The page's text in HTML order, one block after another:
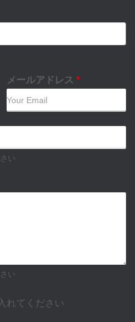
メールアドレス *
い
い
れてください